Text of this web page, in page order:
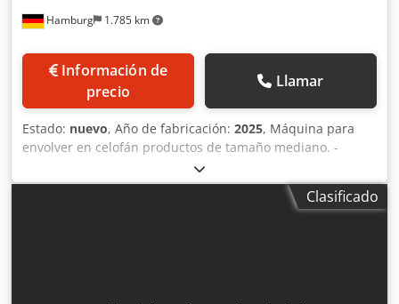
Hamburg 1.785 km
Información de
precio
Llamar
Estado: nuevo, Año de fabricación: 2025, Máquina para
envolver en celofán productos de tamaño mediano. -
Especificaciones: velocidad máxima del ciclo de la máquina
en ralentí: 45 ciclos/minuto; Dimensiones del producto
(mm) L(110-190)xAn(70-150)xAl(5-30) - (An+Al Codpfx Aov
Clasificado